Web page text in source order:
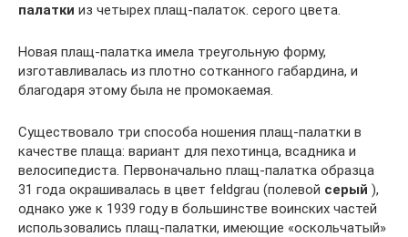
палатки из четырех плащ-палаток. серого цвета.
Новая плащ-палатка имела треугольную форму,
изготавливалась из плотно сотканного габардина, и
благодаря этому была не промокаемая.
Существовало три способа ношения плащ-палатки в
качестве плаща: вариант для пехотинца, всадника и
велосипедиста. Первоначально плащ-палатка образца
31 года окрашивалась в цвет feldgrau (полевой серый ),
однако уже к 1939 году в большинстве воинских частей
использовались плащ-палатки, имеющие «оскольчатый»